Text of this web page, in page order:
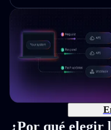
¿Por qué elegir